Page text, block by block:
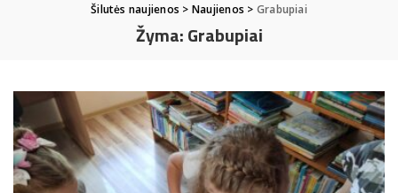
Šilutės naujienos > Naujienos > Grabupiai
Žyma:Grabupiai